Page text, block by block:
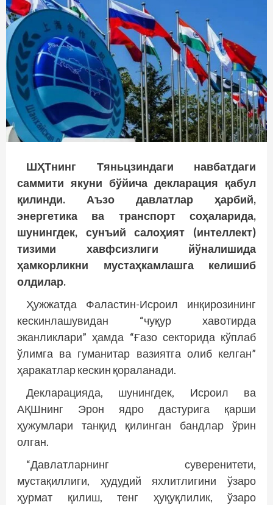
ШҲТнинг Тяньцзиндаги навбатдаги
саммити якуни бўйича декларация қабул
қилинди. Аъзо давлатлар ҳарбий,
энергетика ва транспорт соҳаларида,
шунингдек, сунъий салоҳият (интеллект)
тизими хавфсизлиги йўналишида
ҳамкорликни мустаҳкамлашга келишиб
олдилар.
Ҳужжатда Фаластин-Исроил инқирозининг
кескинлашувидан “чуқур хавотирда
эканликлари” ҳамда “Ғазо секторида кўплаб
ўлимга ва гуманитар вазиятга олиб келган”
ҳаракатлар кескин қораланади.
Декларацияда, шунингдек, Исроил ва
АҚШнинг Эрон ядро дастурига қарши
ҳужумлари танқид қилинган бандлар ўрин
олган.
“Давлатларнинг суверенитети,
мустақиллиги, ҳудудий яхлитлигини ўзаро
ҳурмат қилиш, тенг ҳуқуқлилик, ўзаро